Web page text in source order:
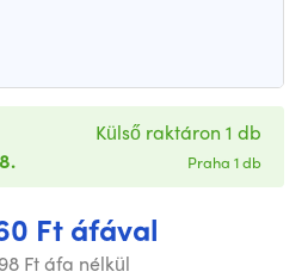
Ft áfával
Ft áfa nélkül
Külső raktáron 1 db
Praha 1 db